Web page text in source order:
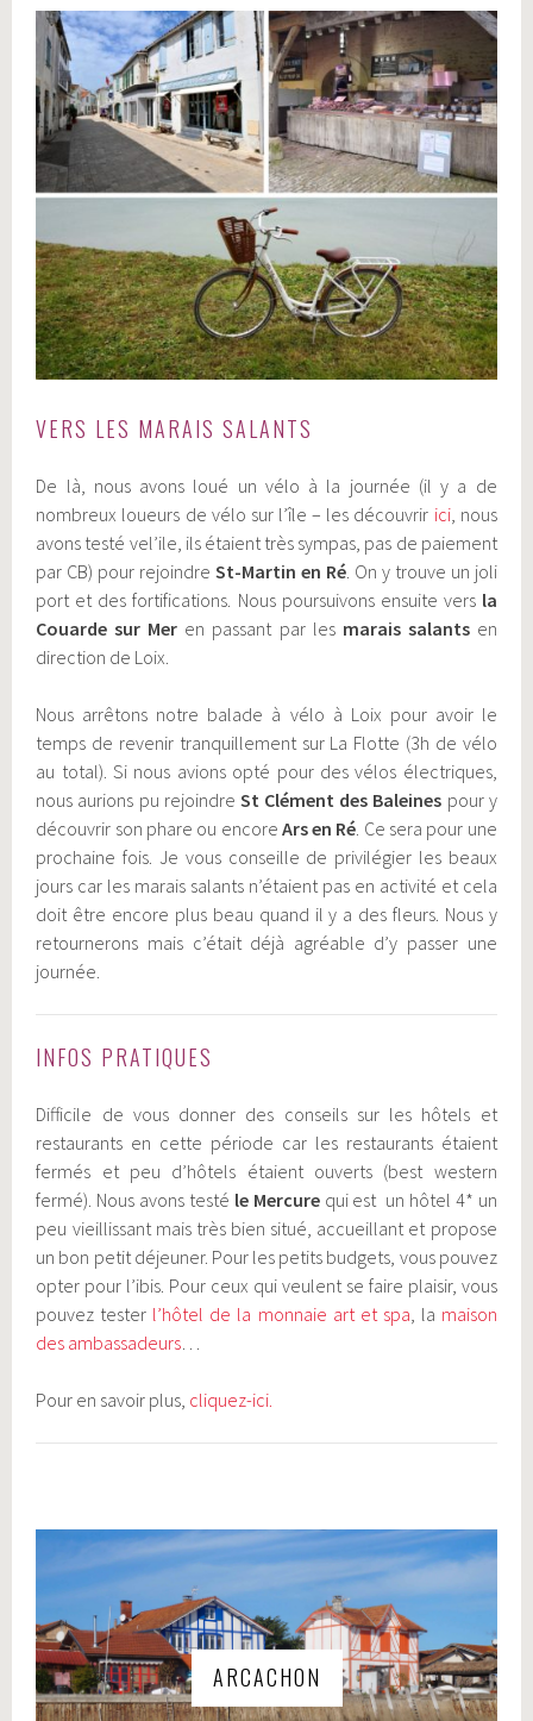
VERS LES MARAIS SALANTS
De là, nous avons loué un vélo à la journée (il y a de
nombreux loueurs de vélo sur l’île – les découvrir ici, nous
avons testé vel’ile, ils étaient très sympas, pas de paiement
par CB) pour rejoindreSt-Martin en Ré. On y trouve un joli
port et des fortifications. Nous poursuivons ensuite vers la
Couarde sur Mer en passant par les marais salantsen
direction de Loix.
Nous arrêtons notre balade à vélo à Loix pour avoir le
temps de revenir tranquillement sur La Flotte (3h de vélo
au total). Si nous avions opté pour des vélos électriques,
nous aurions pu rejoindre St Clément des Baleines pour y
découvrir son phare ou encore Ars en Ré . Ce sera pour une
prochaine fois. Je vous conseille de privilégier les beaux
jours car les marais salants n’étaient pas en activité et cela
doit être encore plus beau quand il y a des fleurs. Nous y
retournerons mais c’était déjà agréable d’y passer une
journée.
INFOS PRATIQUES
Difficile de vous donner des conseils sur les hôtels et
restaurants en cette période car les restaurants étaient
fermés et peu d’hôtels étaient ouverts (best western
fermé). Nous avons testé le Mercurequi est un hôtel 4* un
peu vieillissant mais très bien situé, accueillant et propose
un bon petit déjeuner. Pour les petits budgets, vous pouvez
opter pour l’ibis. Pour ceux qui veulent se faire plaisir, vous
pouvez tester l’hôtel de la monnaie art et spa , la maison
des ambassadeurs
Pour en savoir plus, cliquez-ici.
ARCACHON